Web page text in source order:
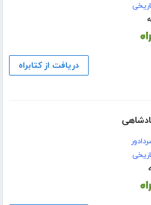
دریافت از کتابراه